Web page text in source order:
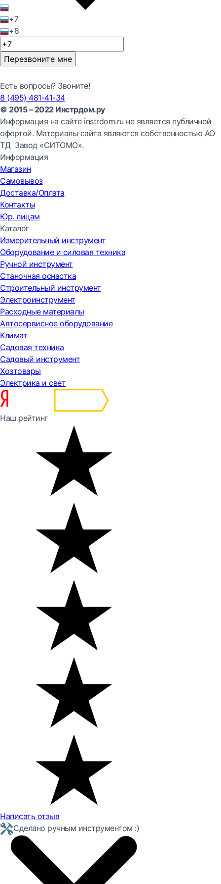
+7
+8
Перезвоните мне
Есть вопросы? Звоните!
8 (495) 481-41-34
© 2015 – 2022 Инстрдом.ру
Информация на сайте instrdom.ru не является публичной
офертой. Материалы сайта являются собственностью АО
ТД Завод «СИТОМО».
Информация
Магазин
Самовывоз
Доставка/Оплата
Контакты
Юр. лицам
Каталог
Измерительный инструмент
Оборудование и силовая техника
Ручной инструмент
Станочная оснастка
Строительный инструмент
Электроинструмент
Расходные материалы
Автосервисное оборудование
Климат
Садовая техника
Садовый инструмент
Хозтовары
Электрика и свет
Наш рейтинг
Написать отзыв
Сделано ручным инструментом :)